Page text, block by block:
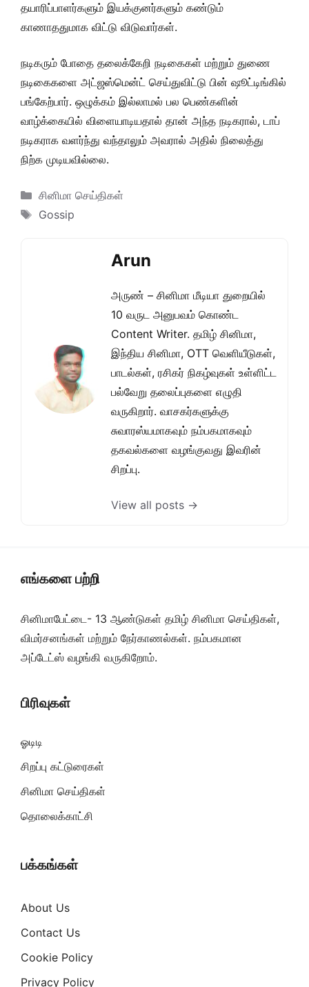
தயாரிப்பாளர்களும் இயக்குனர்களும் கண்டும்
காணாததுமாக விட்டு விடுவார்கள்.
நடிகரும் போதை தலைக்கேறி நடிகைகள் மற்றும் துணை
நடிகைகளை அட்ஜஸ்மென்ட் செய்துவிட்டு பின் ஷூட்டிங்கில்
பங்கேற்பார். ஒழுக்கம் இல்லாமல் பல பெண்களின்
வாழ்க்கையில் விளையாடியதால் தான் அந்த நடிகரால், டாப்
நடிகராக வளர்ந்து வந்தாலும் அவரால் அதில் நிலைத்து
நிற்க முடியவில்லை.
Categories
சினிமா செய்திகள்
Tags
Gossip
Arun
அருண் – சினிமா மீடியா துறையில்
10 வருட அனுபவம் கொண்ட
Content Writer. தமிழ் சினிமா,
இந்திய சினிமா, OTT வெளியீடுகள்,
பாடல்கள், ரசிகர் நிகழ்வுகள் உள்ளிட்ட
பல்வேறு தலைப்புகளை எழுதி
வருகிறார். வாசகர்களுக்கு
சுவாரஸ்யமாகவும் நம்பகமாகவும்
தகவல்களை வழங்குவது இவரின்
சிறப்பு.
View all posts →
எங்களை பற்றி
சினிமாபேட்டை- 13 ஆண்டுகள் தமிழ் சினிமா செய்திகள்,
விமர்சனங்கள் மற்றும் நேர்காணல்கள். நம்பகமான
அப்டேட்ஸ் வழங்கி வருகிறோம்.
பிரிவுகள்
ஓடிடி
சிறப்பு கட்டுரைகள்
சினிமா செய்திகள்
தொலைக்காட்சி
பக்கங்கள்
About Us
Contact Us
Cookie Policy
Privacy Policy